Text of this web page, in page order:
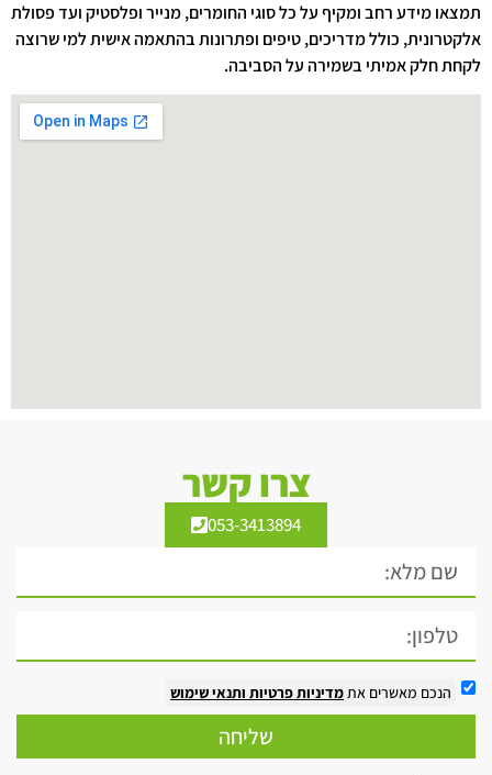
תמצאו מידע רחב ומקיף על כל סוגי החומרים, מנייר ופלסטיק ועד פסולת
אלקטרונית, כולל מדריכים, טיפים ופתרונות בהתאמה אישית למי שרוצה
לקחת חלק אמיתי בשמירה על הסביבה.
צרו קשר
053-3413894
הנכם מאשרים אתמדיניות פרטיות ותנאי שימוש
שליחה